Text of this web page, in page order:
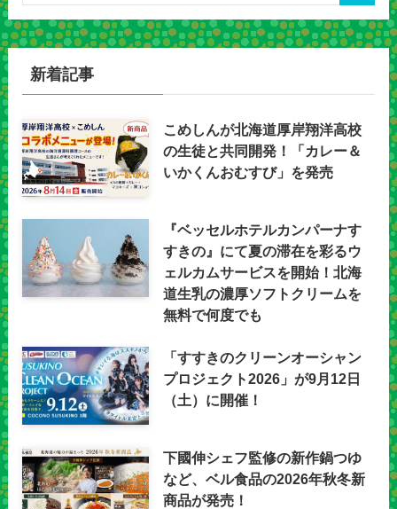
新着記事
こめしんが北海道厚岸翔洋高校
の生徒と共同開発！「カレー＆
いかくんおむすび」を発売
『ベッセルホテルカンパーナす
すきの』にて夏の滞在を彩るウ
ェルカムサービスを開始！北海
道生乳の濃厚ソフトクリームを
無料で何度でも
「すすきのクリーンオーシャン
プロジェクト2026」が9月12日
（土）に開催！
下國伸シェフ監修の新作鍋つゆ
など、ベル食品の2026年秋冬新
商品が発売！